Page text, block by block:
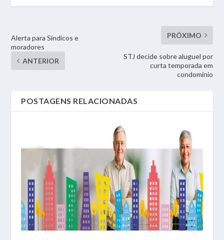
Alerta para Síndicos e
moradores
ANTERIOR
PRÓXIMO
STJ decide sobre aluguel por
curta temporada em
condomínio
POSTAGENS RELACIONADAS